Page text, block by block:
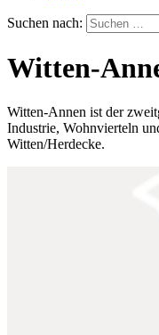
Suchen nach:
Witten-
Witten-Annen ist der
Industrie, Wohnvierteln
Witten/Herdecke.